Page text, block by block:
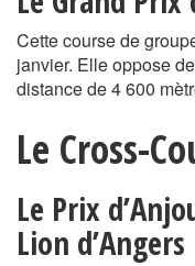
Cette course de
janvier. Elle oppose
distance de 4 600
Le Cross-
Le Prix
Lion d’Angers